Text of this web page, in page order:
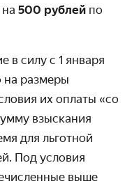
500 рублей по
в силу с 1 января
на размеры
их оплаты «со
взыскания
для льготной
Под условия
выше